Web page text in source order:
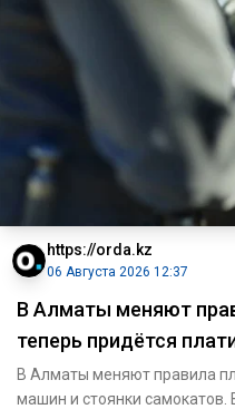
https://orda.kz
06 Августа 2026 12:37
В Алматы меняют
теперь придётся
В Алматы меняют правила
машин и стоянки самокатов.